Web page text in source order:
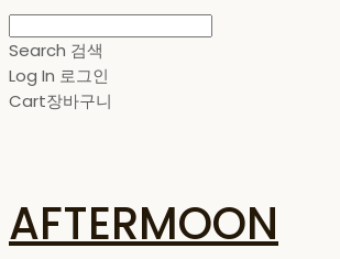
Search 검색
Log In 로그인
Cart장바구니
AFTERMOON